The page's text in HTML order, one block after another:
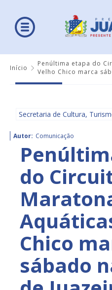
Início
Penúltima etapa do
Velho Chico marca
Secretaria de Cultura,
Autor: Comunicação
do
Chico
sábado